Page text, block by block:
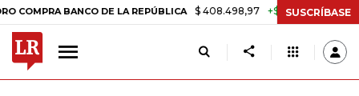
BANCO DE LA REPÚBLICA $ 408.498,97 +$ 8.753,81 +2,19%
SUSCRÍBASE